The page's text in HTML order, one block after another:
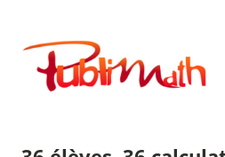
contenu
Publimath